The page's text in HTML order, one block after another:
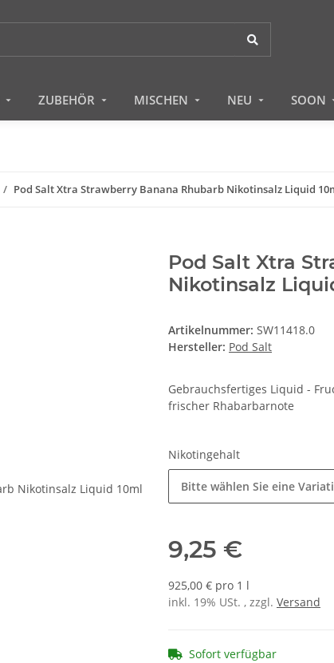
ZUBEHÖR MISCHEN NEU SOON
Pod Salt Xtra Strawberry Banana Rhubarb Nikotinsalz Liquid
Pod Salt Xtra
Nikotinsalz
Artikelnummer: SW11418.0
Hersteller: Pod Salt
Gebrauchsfertiges Liquid -
frischer Rhabarbarnote
Nikotingehalt
Bitte wählen Sie eine
9,25 €
925,00 € pro 1 l
inkl. 19% USt. , zzgl. Versand
Sofort verfügbar